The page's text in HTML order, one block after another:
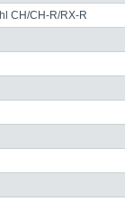
CH/CH-R/RX-R